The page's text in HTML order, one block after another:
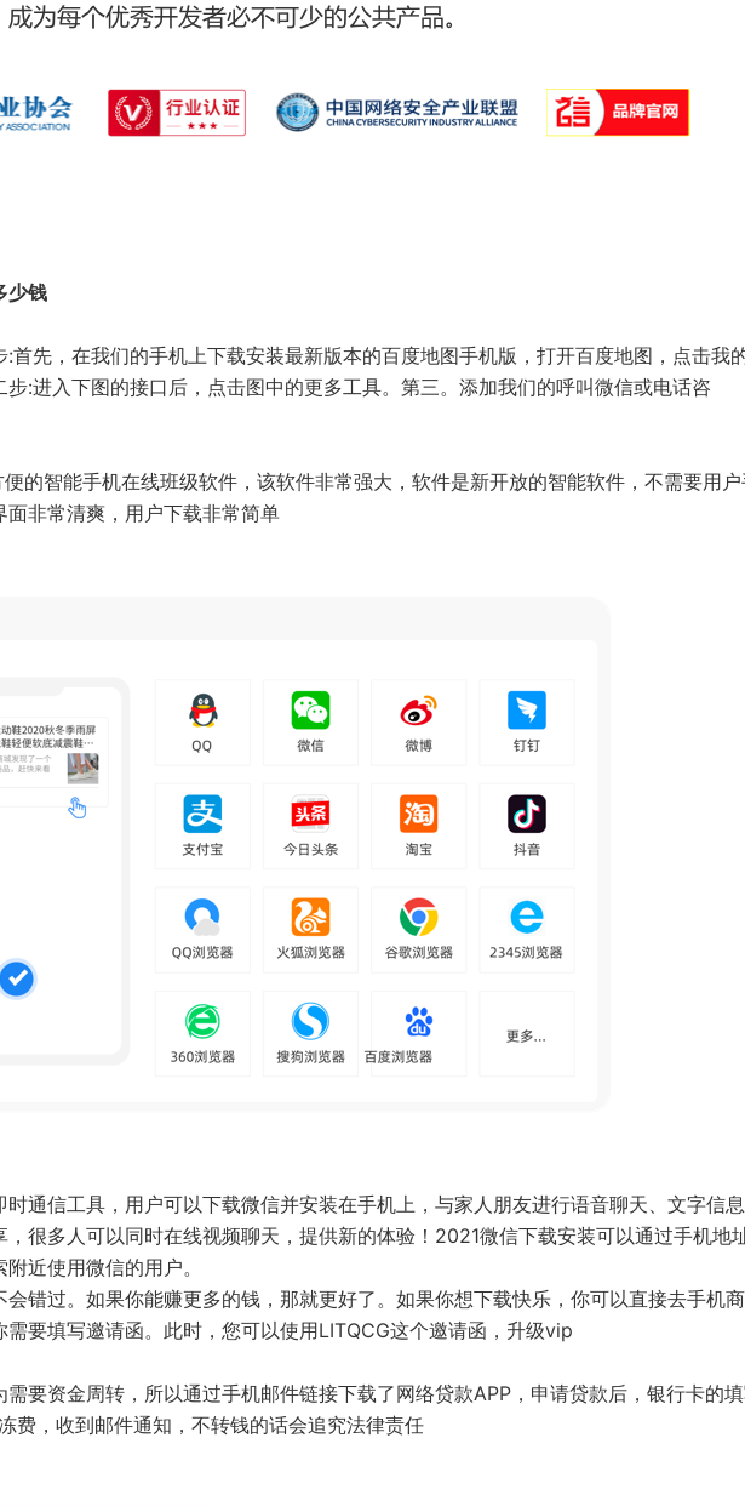
少钱
首先，在我们的手机上下载安装最新版本的百度地图手机版，打开百度地图，点击我
:进入下图的接口后，点击图中的更多工具。第三。添加我们的呼叫微信或电话咨
的智能手机在线班级软件，该软件非常强大，软件是新开放的智能软件，不需要用
非常清爽，用户下载非常简单
通信工具，用户可以下载微信并安装在手机上，与家人朋友进行语音聊天、文字信
很多人可以同时在线视频聊天，提供新的体验！2021微信下载安装可以通过手机地
近使用微信的用户。
错过。如果你能赚更多的钱，那就更好了。如果你想下载快乐，你可以直接去手机
要填写邀请函。此时，您可以使用LITQCG这个邀请函，升级vip
要资金周转，所以通过手机邮件链接下载了网络贷款APP，申请贷款后，银行卡的
费，收到邮件通知，不转钱的话会追究法律责任